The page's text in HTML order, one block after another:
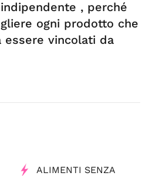
, perché
ogni prodotto che
essere vincolati da
ALIMENTI SENZA